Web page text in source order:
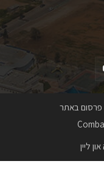
פרסום באתר
ליין